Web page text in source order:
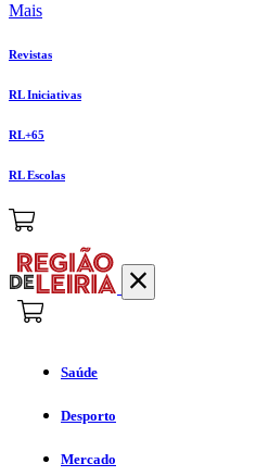
Mais
Revistas
RL Iniciativas
RL+65
RL Escolas
Saúde
Desporto
Mercado